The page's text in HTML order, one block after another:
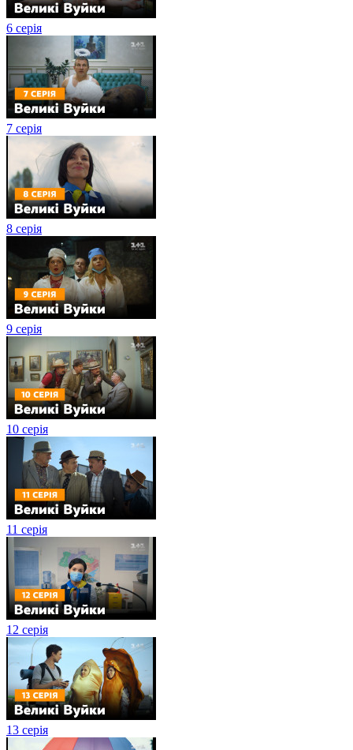
6 серія
7 серія
8 серія
9 серія
10 серія
11 серія
12 серія
13 серія